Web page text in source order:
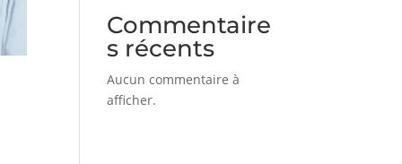
Commentaire
s récents
Aucun commentaire à
afficher.